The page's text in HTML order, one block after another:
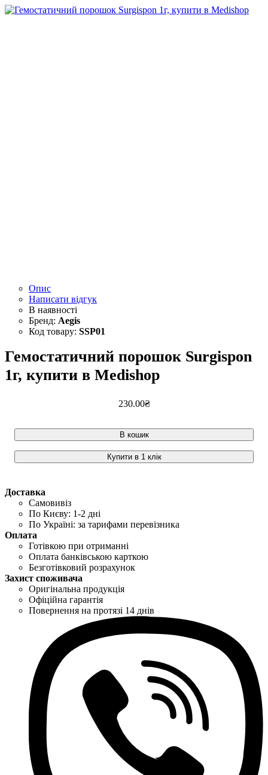
Опис
Написати відгук
Aegis
SSP01
Гемостатичний порошок Surgispon
1г, купити в Medishop
230.00₴
В кошик
Купити в 1 клік
Доставка
Самовивіз
По Києву: 1-2 дні
По Україні: за тарифами перевізника
Оплата
Готівкою при отриманні
Оплата банківською карткою
Безготівковий розрахунок
Захист споживача
Оригінальна продукція
Офіційна гарантія
Повернення на протязі 14 днів